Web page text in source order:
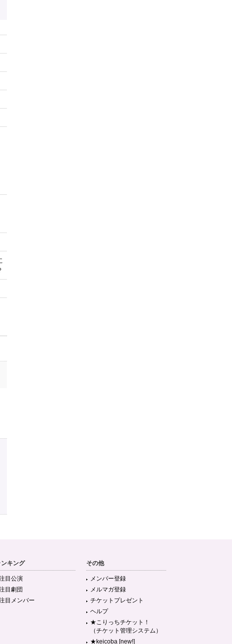
ンキング
目公演
目劇団
目メンバー
その他
メンバー登録
メルマガ登録
チケットプレゼント
ヘルプ
★こりっちチケット！
（チケット管理システム）
★keicoba [new!]